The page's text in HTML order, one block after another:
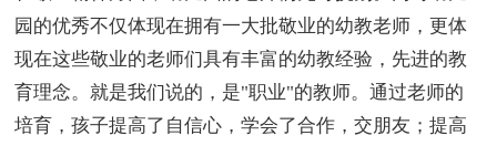
园的优秀不仅体现在拥有一大批敬业的幼教老师，更体
现在这些敬业的老师们具有丰富的幼教经验，先进的教
育理念。就是我们说的，是"职业"的教师。通过老师的
培育，孩子提高了自信心，学会了合作，交朋友；提高